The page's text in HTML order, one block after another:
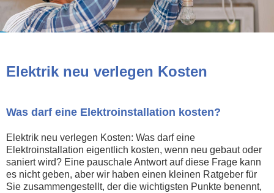
Elektrik neu verlegen Kosten
Was darf eine Elektroinstallation kosten?
Elektrik neu verlegen Kosten: Was darf eine
Elektroinstallation eigentlich kosten, wenn neu gebaut oder
saniert wird? Eine pauschale Antwort auf diese Frage kann
es nicht geben, aber wir haben einen kleinen Ratgeber für
Sie zusammengestellt, der die wichtigsten Punkte benennt,